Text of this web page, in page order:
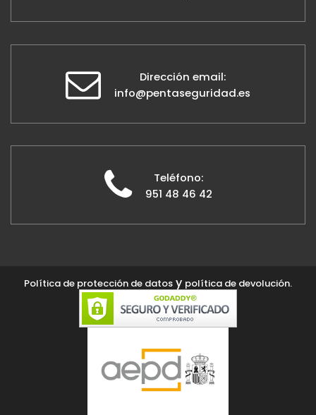
Dirección email:
info@pentaseguridad.es
Teléfono:
951 48 46 42
Política de protección de datos y política de devolución.